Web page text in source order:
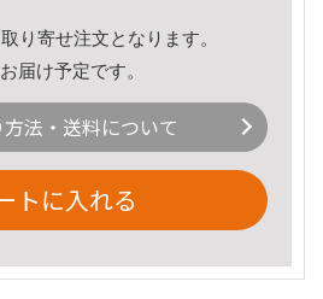
り寄せ注文となります。
届け予定です。
法・送料について
トに入れる